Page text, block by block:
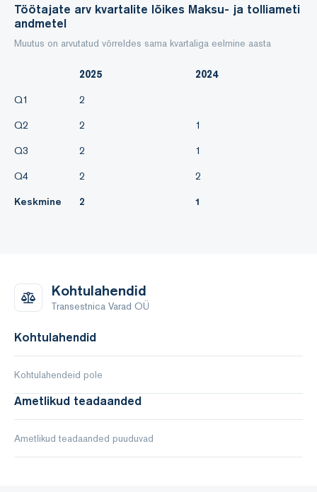
Tööjõukulud
Töötajate arv kvartalite lõikes Maksu- ja tolliameti
andmetel
Muutus on arvutatud võrreldes sama kvartaliga eelmine aasta
2025
2024
Q1
2
Q2
2
1
Q3
2
1
Q4
2
2
Keskmine
2 1
Kohtulahendid
Transestnica Varad OÜ
Kohtulahendid
Kohtulahendeid pole
Ametlikud teadaanded
Ametlikud teadaanded puuduvad